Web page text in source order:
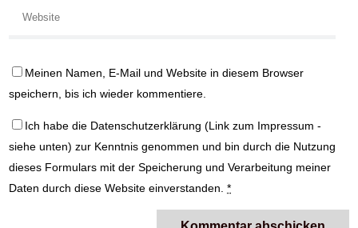
Meinen Namen, E-Mail und Website in diesem Browser
speichern, bis ich wieder kommentiere.
Ich habe die Datenschutzerklärung (Link zum Impressum -
siehe unten) zur Kenntnis genommen und bin durch die Nutzung
dieses Formulars mit der Speicherung und Verarbeitung meiner
Daten durch diese Website einverstanden.*